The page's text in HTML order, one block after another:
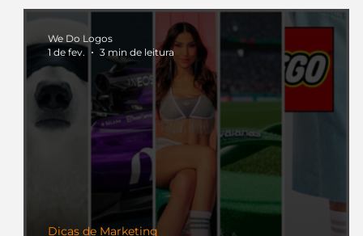
Dicas de Marketing
We Do Logos
1 de fev.
3 min de leitura